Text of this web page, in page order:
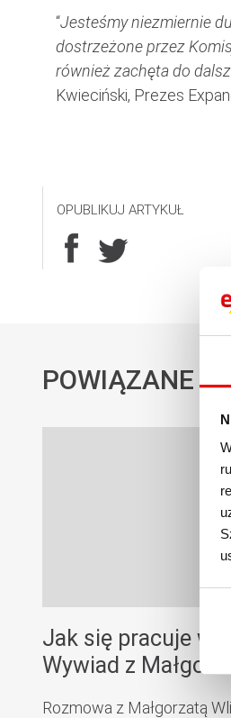
“Jesteśmy niezmiernie
dostrzeżone przez
również zachęta do
Kwieciński, Prezes
OPUBLIKUJ ARTYKUŁ
POWIĄZANE
Jak się pracuje w
Wywiad z
Rozmowa z Małgorzatą